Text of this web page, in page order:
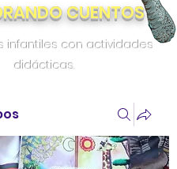
CUENTOS
infantiles con actividades
didácticas.